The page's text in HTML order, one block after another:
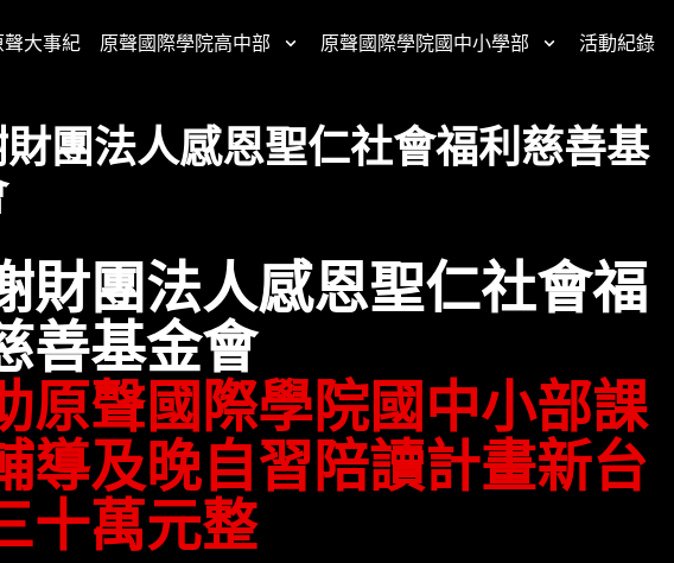
聲大事紀 原聲國際學院高中部 原聲國際學院國中小學部 活動紀錄
團法人感恩聖仁社會福利慈善基
財團法人感恩聖仁社會福
善基金會
原聲國際學院國中小部課
導及晚自習陪讀計畫新台
十萬元整